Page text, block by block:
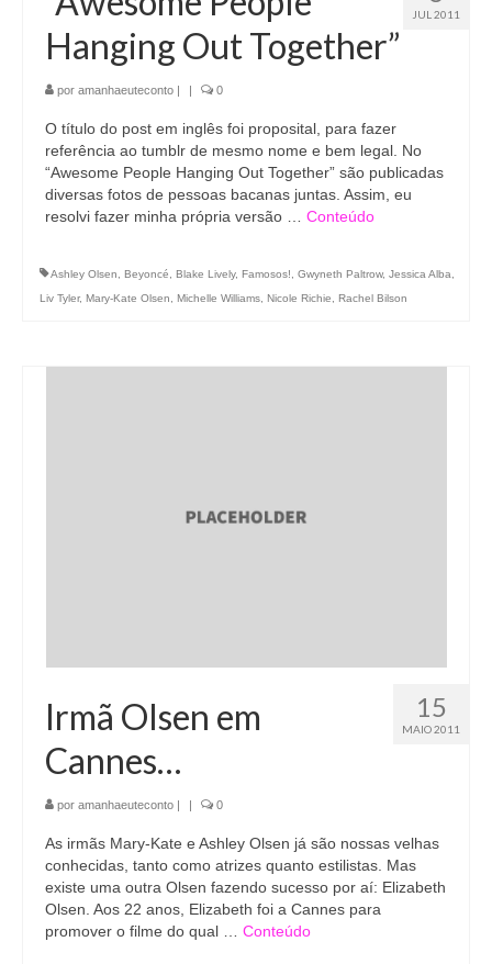
JUL 2011
Hanging Out Together”
por amanhaeuteconto 0
O título do post em inglês foi proposital, para fazer
referência ao tumblr de mesmo nome e bem legal. No
“Awesome People Hanging Out Together” são publicadas
diversas fotos de pessoas bacanas juntas. Assim, eu
resolvi fazer minha própria versão … Conteúdo
Ashley Olsen, Beyoncé, Blake Lively, Famosos!, Gwyneth Paltrow, Jessica Alba,
Liv Tyler, Mary-Kate Olsen, Michelle Williams, Nicole Richie, Rachel Bilson
15
MAIO 2011
Irmã Olsen em
Cannes…
por amanhaeuteconto | | 0
As irmãs Mary-Kate e Ashley Olsen já são nossas velhas
conhecidas, tanto como atrizes quanto estilistas. Mas
existe uma outra Olsen fazendo sucesso por aí: Elizabeth
Olsen. Aos 22 anos, Elizabeth foi a Cannes para
promover o filme do qual … Conteúdo